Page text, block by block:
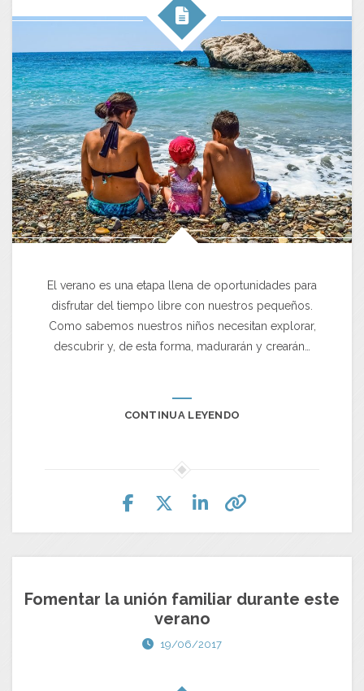
El verano es una etapa llena de oportunidades para
disfrutar del tiempo libre con nuestros pequeños.
Como sabemos nuestros niños necesitan explorar,
descubrir y, de esta forma, madurarán y crearán…
CONTINUA LEYENDO
Fomentar la unión familiar durante este
verano
19/06/2017